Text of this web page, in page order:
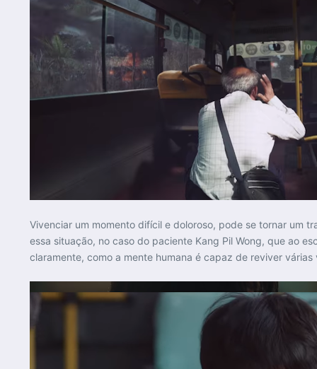
Vivenciar um momento difícil e doloroso, pode se tornar um
essa situação, no caso do paciente Kang Pil Wong, que ao
claramente, como a mente humana é capaz de reviver